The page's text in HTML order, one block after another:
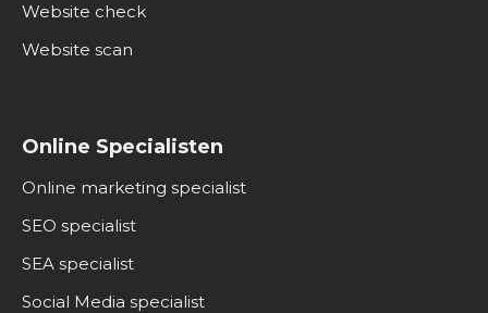
Website check
Website scan
Online Specialisten
Online marketing specialist
SEO specialist
SEA specialist
Social Media specialist